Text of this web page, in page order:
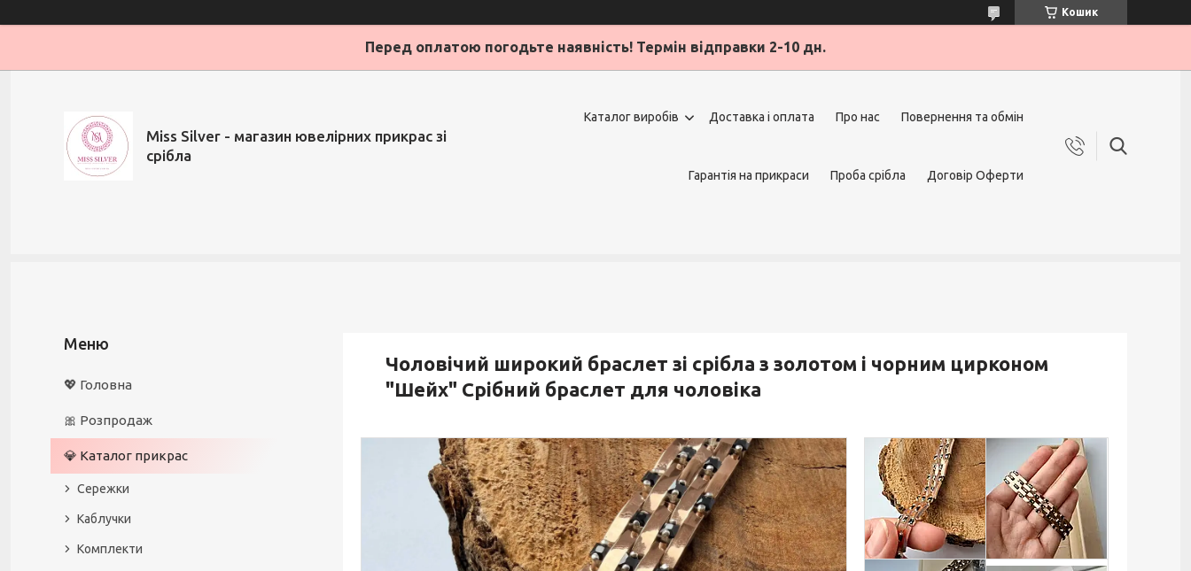
Кошик
Перед оплатою погодьте наявність! Термін відправки 2-10 дн.
Miss Silver - магазин ювелірних прикрас зі
срібла
Каталог виробів Доставка і оплата Про нас Повернення та обмін
Гарантія на прикраси Проба срібла Договір Оферти
Чоловічий широкий браслет зі срібла з золотом і чорним цирконом
"Шейх" Срібний браслет для чоловіка
💖 Головна
🎀 Розпродаж
💎 Каталог прикрас
Сережки
Каблучки
Комплекти